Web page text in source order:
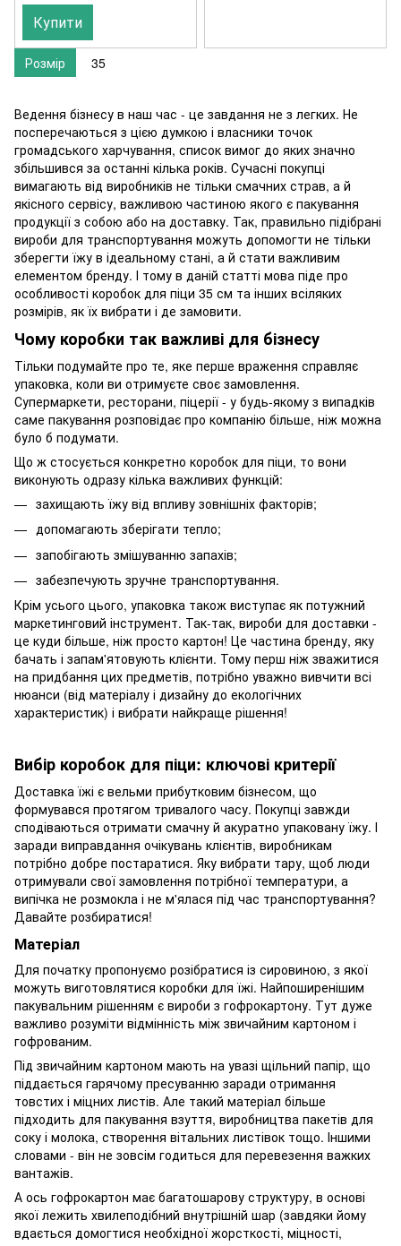
Купити
Ведення бізнесу в наш час - це завдання не з легких. Не
посперечаються з цією думкою і власники точок
громадського харчування, список вимог до яких значно
збільшився за останні кілька років. Сучасні покупці
вимагають від виробників не тільки смачних страв, а й
якісного сервісу, важливою частиною якого є пакування
продукції з собою або на доставку. Так, правильно підібрані
вироби для транспортування можуть допомогти не тільки
зберегти їжу в ідеальному стані, а й стати важливим
елементом бренду. І тому в даній статті мова піде про
особливості коробок для піци 35 см та інших всіляких
розмірів, як їх вибрати і де замовити.
Чому коробки так важливі для бізнесу
Тільки подумайте про те, яке перше враження справляє
упаковка, коли ви отримуєте своє замовлення.
Супермаркети, ресторани, піцерії - у будь-якому з випадків
саме пакування розповідає про компанію більше, ніж можна
було б подумати.
Що ж стосується конкретно коробок для піци, то вони
виконують одразу кілька важливих функцій:
захищають їжу від впливу зовнішніх факторів;
допомагають зберігати тепло;
запобігають змішуванню запахів;
забезпечують зручне транспортування.
Крім усього цього, упаковка також виступає як потужний
маркетинговий інструмент. Так-так, вироби для доставки -
це куди більше, ніж просто картон! Це частина бренду, яку
бачать і запам'ятовують клієнти. Тому перш ніж зважитися
на придбання цих предметів, потрібно уважно вивчити всі
нюанси (від матеріалу і дизайну до екологічних
характеристик) і вибрати найкраще рішення!
Вибір коробок для піци: ключові критерії
Доставка їжі є вельми прибутковим бізнесом, що
формувався протягом тривалого часу. Покупці завжди
сподіваються отримати смачну й акуратно упаковану їжу. І
заради виправдання очікувань клієнтів, виробникам
потрібно добре постаратися. Яку вибрати тару, щоб люди
отримували свої замовлення потрібної температури, а
випічка не розмокла і не м'ялася під час транспортування?
Давайте розбиратися!
Матеріал
Для початку пропонуємо розібратися із сировиною, з якої
можуть виготовлятися коробки для їжі. Найпоширенішим
пакувальним рішенням є вироби з гофрокартону. Тут дуже
важливо розуміти відмінність між звичайним картоном і
гофрованим.
Під звичайним картоном мають на увазі щільний папір, що
піддається гарячому пресуванню заради отримання
товстих і міцних листів. Але такий матеріал більше
підходить для пакування взуття, виробництва пакетів для
соку і молока, створення вітальних листівок тощо. Іншими
словами - він не зовсім годиться для перевезення важких
вантажів.
А ось гофрокартон має багатошарову структуру, в основі
якої лежить хвилеподібний внутрішній шар (завдяки йому
вдається домогтися необхідної жорсткості, міцності,
Розмір 35